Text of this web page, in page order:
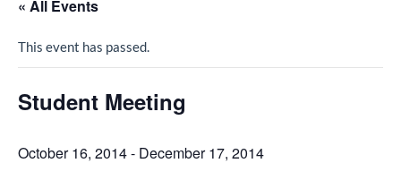
« All Events
This event has passed.
Student Meeting
October 16, 2014- December 17, 2014